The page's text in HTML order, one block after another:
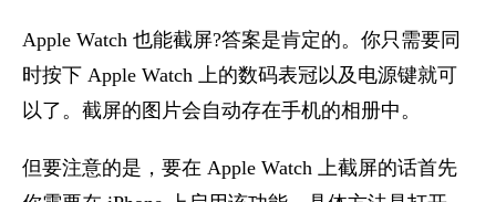
Apple Watch 也能截屏?答案是肯定的。你只需要同
时按下 Apple Watch 上的数码表冠以及电源键就可
以了。截屏的图片会自动存在手机的相册中。
但要注意的是，要在 Apple Watch 上截屏的话首先